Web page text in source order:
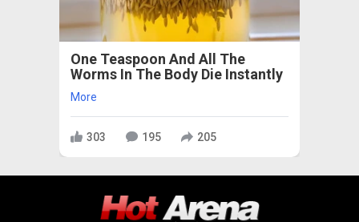
One Teaspoon And All The
Worms In The Body Die Instantly
More
303 195 205